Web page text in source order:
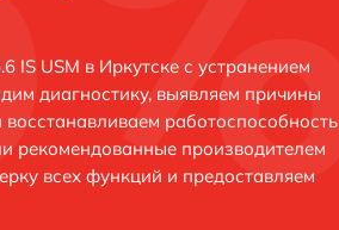
IS USM в Иркутске с устранением
диагностику, выявляем причины
работоспособность
рекомендованные производителем
всех функций и предоставляем